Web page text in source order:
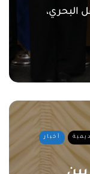
البحري،
أخبار